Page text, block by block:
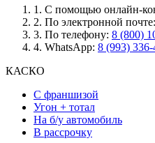
1. С помощью онлайн-
2. По электронной почте:
3. По телефону: 8 (800)
4. WhatsApp: 8 (993) 336-
КАСКО
С франшизой
Угон + тотал
На б/у автомобиль
В рассрочку